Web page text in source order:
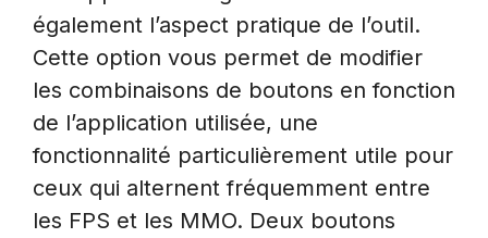
également l’aspect pratique de l’outil.
Cette option vous permet de modifier
les combinaisons de boutons en fonction
de l’application utilisée, une
fonctionnalité particulièrement utile pour
ceux qui alternent fréquemment entre
les FPS et les MMO. Deux boutons